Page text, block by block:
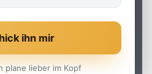
ihn mir
plane lieber im Kopf